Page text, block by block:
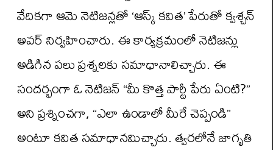
వేదికగా ఆమె నెటిజన్లతో ‘ఆస్క్ కవిత’ పేరుతో క్వశ్చన్
అవర్ నిర్వహించారు. ఈ కార్యక్రమంలో నెటిజన్లు
అడిగిన పలు ప్రశ్నలకు సమాధానాలిచ్చారు. ఈ
సందర్భంగా ఓ నెటిజన్ “మీ కొత్త పార్టీ పేరు ఏంటి?”
అని ప్రశ్నించగా, “ఎలా ఉండాలో మీరే చెప్పండి”
అంటూ కవిత సమాధానమిచ్చారు. త్వరలోనే జాగృతి